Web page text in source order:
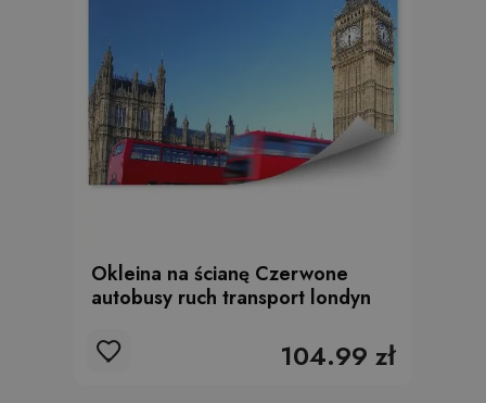
Okleina na ścianę Czerwone
autobusy ruch transport londyn
104.99 zł